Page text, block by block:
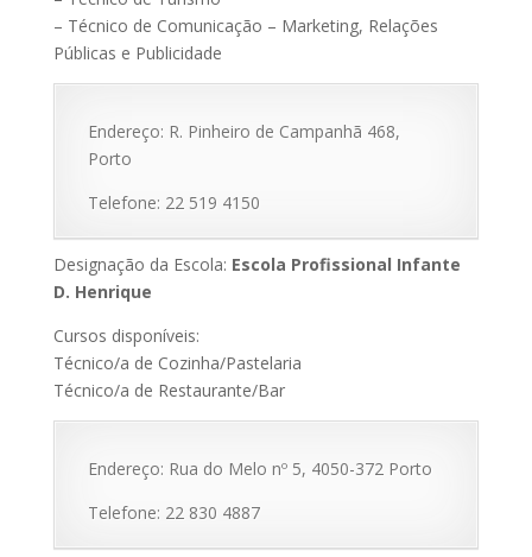
– Técnico de Comunicação – Marketing, Relações
Públicas e Publicidade
Endereço: R. Pinheiro de Campanhã 468,
Porto
Telefone: 22 519 4150
Designação da Escola: Escola Profissional Infante
D. Henrique
Cursos disponíveis:
Técnico/a de Cozinha/Pastelaria
Técnico/a de Restaurante/Bar
Endereço: Rua do Melo nº 5, 4050-372 Porto
Telefone: 22 830 4887